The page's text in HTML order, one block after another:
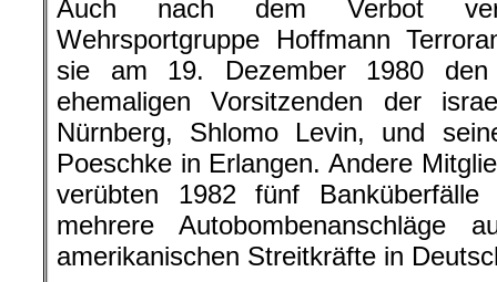
Auch nach dem Verbot
Wehrsportgruppe Hoffmann
sie am 19. Dezember 1980 den
ehemaligen Vorsitzenden der
Nürnberg, Shlomo Levin, und
Poeschke in Erlangen. Andere
verübten 1982 fünf
mehrere Autobombenanschläge
amerikanischen Streitkräfte in